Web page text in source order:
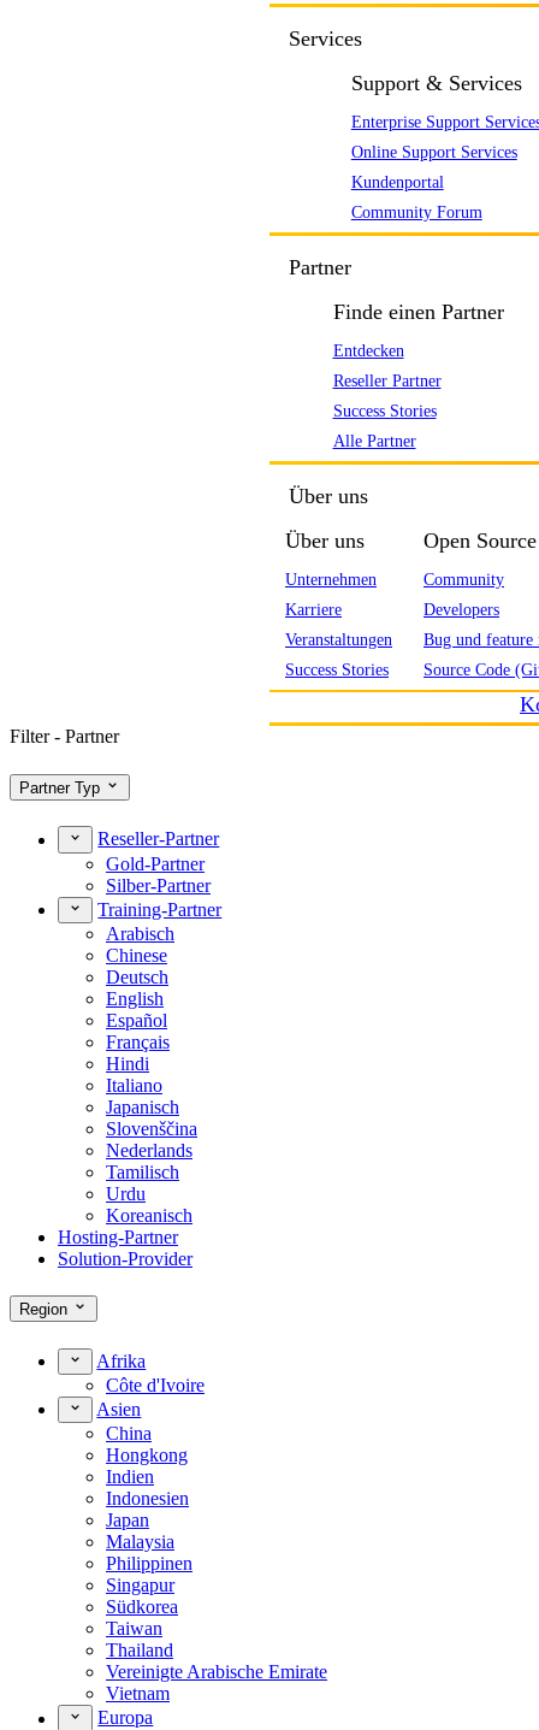
Services
Support & Services
Enterprise Support
Online Support Services
Kundenportal
Community Forum
Partner
Finde einen Partner
Entdecken
Reseller Partner
Success Stories
Alle Partner
Über uns
Über uns
Unternehmen
Karriere
Veranstaltungen
Success Stories
Open Source
Community
Developers
Bug und feature
Source Code
Filter - Partner
Partner Typ
Reseller-Partner
Gold-Partner
Silber-Partner
Training-Partner
Arabisch
Chinese
Deutsch
English
Español
Français
Hindi
Italiano
Japanisch
Slovenščina
Nederlands
Tamilisch
Urdu
Koreanisch
Hosting-Partner
Solution-Provider
Region
Afrika
Côte d'Ivoire
Asien
China
Hongkong
Indien
Indonesien
Japan
Malaysia
Philippinen
Singapur
Südkorea
Taiwan
Thailand
Vereinigte Arabische Emirate
Vietnam
Europa